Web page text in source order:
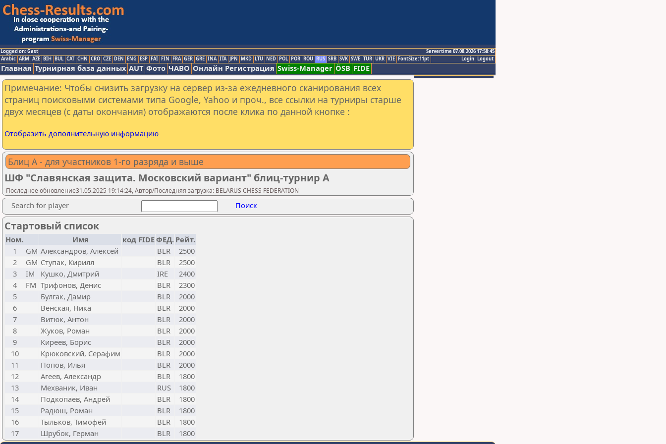
Logged on: Gast
Servertime 07.08.2026 17:58:45
Logout
Login
Arabic ARM AZE BIH BUL CAT CHN CRO CZE DEN ENG ESP FAI FIN FRA GER GRE INA ITA JPN MKD LTU NED POL POR ROU RUS SRB SVK SWE TUR UKR VIE FontSize:11pt
Главная Турнирная база данных AUT Фото ЧАВО Онлайн Регистрация Swiss-Manager ÖSB FIDE
Примечание: Чтобы снизить загрузку на сервер из-за ежедневного сканирования всех
страниц поисковыми системами типа Google, Yahoo и проч., все ссылки на турниры старше
двух месяцев (с даты окончания) отображаются после клика по данной кнопке :
Отобразить дополнительную информацию
Блиц А - для участников 1-го разряда и выше
ШФ "Славянская защита. Московский вариант" блиц-турнир А
Последнее обновление31.05.2025 19:14:24, Автор/Последняя загрузка: BELARUS CHESS FEDERATION
Search for player Поиск
Стартовый список
Ном. Имя код FIDEФЕД. Рейт.
1
GM Александров, Алексей BLR
2500
2
GM Ступак, Кирилл BLR
2500
3
IM Кушко, Дмитрий IRE
2400
4
FM Трифонов, Денис BLR
2300
5
Булгак, Дамир BLR
2000
6
Венская, Ника BLR
2000
7
Витюк, Антон BLR
2000
8
Жуков, Роман BLR
2000
9
Киреев, Борис BLR
2000
10
Крюковский, Серафим BLR
2000
11
Попов, Илья BLR
2000
12
Агеев, Александр BLR
1800
13
Мехваник, Иван RUS
1800
14
Подкопаев, Андрей BLR
1800
15
Радюш, Роман BLR
1800
16
Тыльков, Тимофей BLR
1800
17
Шрубок, Герман BLR 1800